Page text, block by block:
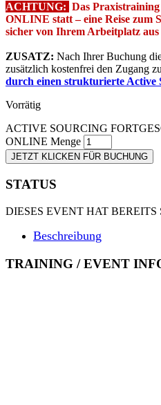
ACHTUNG: Das
ONLINE statt – eine Reise zum
sicher von Ihrem Arbeitplatz aus
ZUSATZ: Nach Ihrer Buchung
zusätzlich kostenfrei den Zugang
durch einen strukturierte Active
Vorrätig
ACTIVE SOURCING
ONLINE Menge
JETZT KLICKEN FÜR BUCHUNG
STATUS
DIESES EVENT HAT BEREITS
Beschreibung
TRAINING / EVENT